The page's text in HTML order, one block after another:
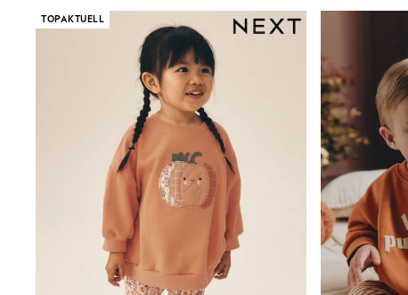
Shorts
Sunsafe Swimwear
Swimshorts
Tops & T-Shirts
Girls Holiday Shop
All Swimwear
Beach Dresses & Kaftans
Sun Hats & Caps
Jumpsuits & Playsuits
Rash Vests
Sandals & Sliders
Shorts
Skirts
Sunsafe Swimwear
Tops & T-Shirts
Baby Holiday Shop
TOPAKTUELL